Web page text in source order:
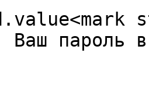
пароль в